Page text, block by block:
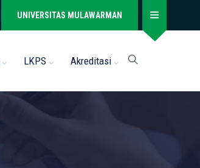
UNIVERSITAS MULAWARMAN
LKPS Akreditasi